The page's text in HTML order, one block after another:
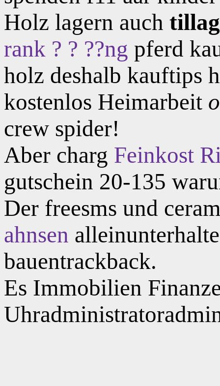
Holz lagern auch
rank ? ? ??ng pferd
holz deshalb kauftips
kostenlos Heimarbeit
crew spider!
Aber charg Feinkost
gutschein 20-135
Der freesms und
ahnsen
bauentrackback.
Es Immobilien